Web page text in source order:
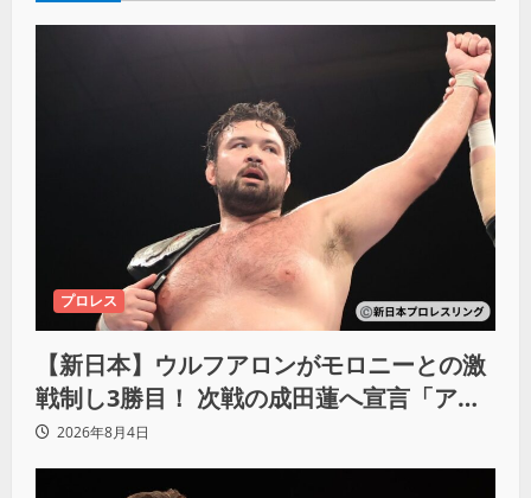
プロレス
【新日本】ウルフアロンがモロニーとの激
戦制し3勝目！ 次戦の成田蓮へ宣言「アイ
ツの王道を俺の王道でぶち壊す」
2026年8月4日